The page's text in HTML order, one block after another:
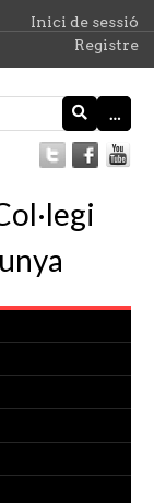
Inici de sessió
Registre
…